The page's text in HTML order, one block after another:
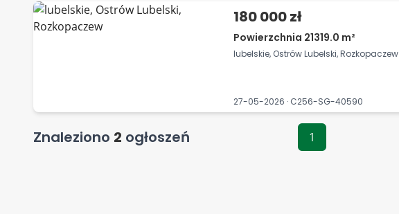
180 000 zł
Powierzchnia 21319.0 m²
lubelskie, Ostrów Lubelski, Rozkopaczew
27-05-2026 · C256-SG-40590
Znaleziono 2 ogłoszeń 1